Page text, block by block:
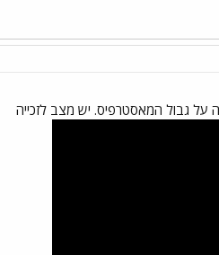
גבול המאסטרפיס. יש מצב לזכייה